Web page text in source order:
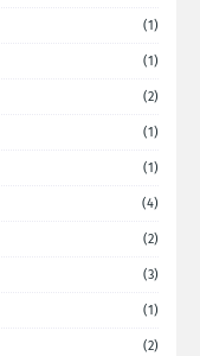
(1)
(1)
(2)
(1)
(1)
(4)
(2)
(3)
(1)
(2)